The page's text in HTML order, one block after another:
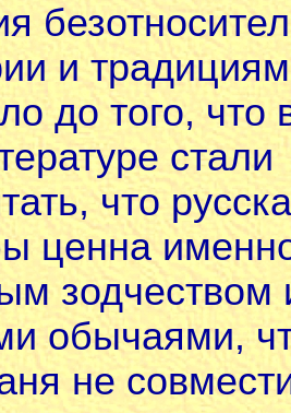
и
до того, что
стали
что
ценна
зодчеством
обычаями,
не